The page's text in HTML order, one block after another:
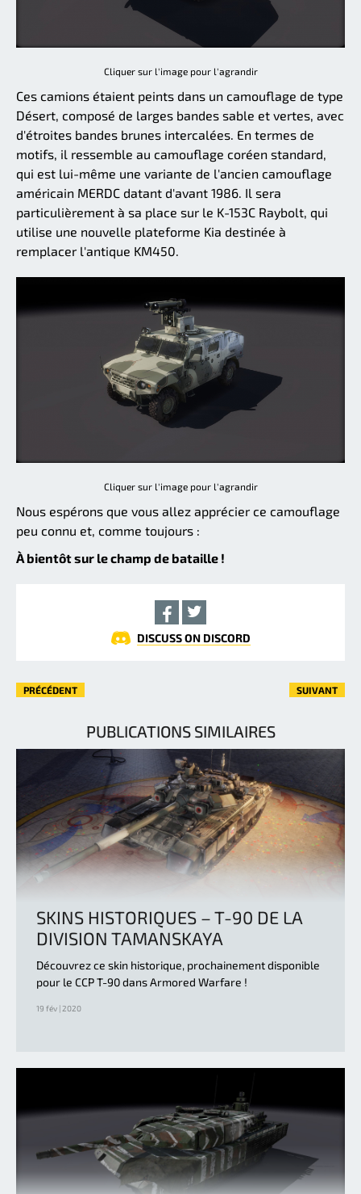
Cliquer sur l'image pour l'agrandir
Ces camions étaient peints dans un camouflage de type
Désert, composé de larges bandes sable et vertes, avec
d'étroites bandes brunes intercalées. En termes de
motifs, il ressemble au camouflage coréen standard,
qui est lui-même une variante de l'ancien camouflage
américain MERDC datant d'avant 1986. Il sera
particulièrement à sa place sur le K-153C Raybolt, qui
utilise une nouvelle plateforme Kia destinée à
remplacer l'antique KM450.
Cliquer sur l'image pour l'agrandir
Nous espérons que vous allez apprécier ce camouflage
peu connu et, comme toujours :
À bientôt sur le champ de bataille !
DISCUSS ON DISCORD
PRÉCÉDENT SUIVANT
PUBLICATIONS SIMILAIRES
SKINS HISTORIQUES – T-90 DE LA
DIVISION TAMANSKAYA
Découvrez ce skin historique, prochainement disponible
pour le CCP T-90 dans Armored Warfare !
19 fév | 2020